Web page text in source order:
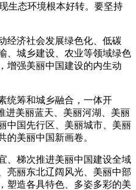
生态环境根本好转。要坚持
济社会发展绿色化、低碳
、城乡建设、农业等领域绿色
增强美丽中国建设的内生动
筹和城乡融合，一体开
进美丽蓝天、美丽河湖、美丽
中国先行区、美丽城市、美丽
的美丽中国新画卷。
梯次推进美丽中国建设全域
亮丽东北辽阔风光、美丽中部
塑造各具特色、多姿多彩的美